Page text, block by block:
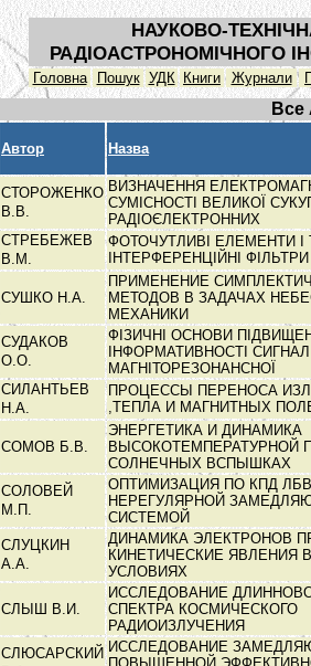
НАУКОВО-
РАДІОАСТРОНОМІЧНОГО
Головна Пошук УДК Книги Журнали
Все
Автор Назва
СТОРОЖЕНКО
В.В.
ВИЗНАЧЕННЯ
СУМІСНОСТІ ВЕЛИКОЇ
РАДІОЄЛЕКТРОННИХ
СТРЕБЕЖЕВ
В.М.
ФОТОЧУТЛИВІ ЕЛЕМЕНТИ І
ІНТЕРФЕРЕНЦІЙНІ
СУШКО Н.А.
ПРИМЕНЕНИЕ
МЕТОДОВ В ЗАДАЧАХ
МЕХАНИКИ
СУДАКОВ
О.О.
ФІЗИЧНІ ОСНОВИ
ІНФОРМАТИВНОСТІ
МАГНІТОРЕЗОНАНСНОЇ
СИЛАНТЬЕВ
Н.А.
ПРОЦЕССЫ ПЕРЕНОСА
,ТЕПЛА И МАГНИТНЫХ
СОМОВ Б.В.
ЭНЕРГЕТИКА И ДИНАМИКА
ВЫСОКОТЕМПЕРАТУРНОЙ
СОЛНЕЧНЫХ ВСПЫШКАХ
СОЛОВЕЙ
М.П.
ОПТИМИЗАЦИЯ ПО КПД
НЕРЕГУЛЯРНОЙ
СИСТЕМОЙ
СЛУЦКИН
А.А.
ДИНАМИКА ЭЛЕКТРОНОВ
КИНЕТИЧЕСКИЕ ЯВЛЕНИЯ
УСЛОВИЯХ
СЛЫШ В.И.
ИССЛЕДОВАНИЕ
СПЕКТРА КОСМИЧЕСКОГО
РАДИОИЗЛУЧЕНИЯ
СЛЮСАРСКИЙ ИССЛЕДОВАНИЕ